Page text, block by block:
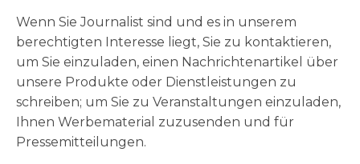
Wenn Sie Journalist sind und es in unserem
berechtigten Interesse liegt, Sie zu kontaktieren,
um Sie einzuladen, einen Nachrichtenartikel über
unsere Produkte oder Dienstleistungen zu
schreiben; um Sie zu Veranstaltungen einzuladen,
Ihnen Werbematerial zuzusenden und für
Pressemitteilungen.